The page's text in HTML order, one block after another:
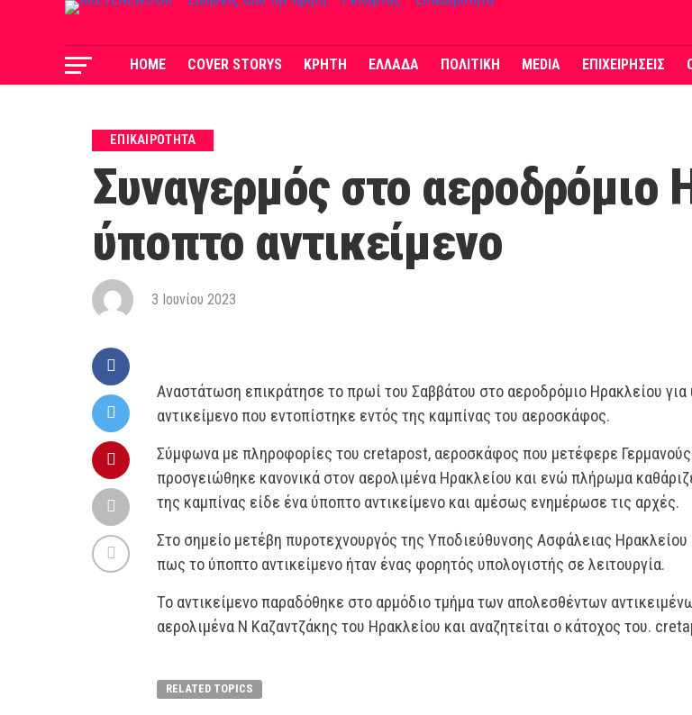
HOME COVER STORYS ΚΡΗΤΗ ΕΛΛΑΔΑ ΠΟΛΙΤΙΚΗ MEDIA ΕΠΙΧΕΙΡΗΣΕΙΣ
ΕΠΙΚΑΙΡΟΤΗΤΑ
Συναγερμός στο αεροδρόμιο
ύποπτο αντικείμενο
3 Ιουνίου 2023
Αναστάτωση επικράτησε το πρωί του Σαββάτου στο αεροδρόμιο Ηρακλείου
αντικείμενο που εντοπίστηκε εντός της καμπίνας του αεροσκάφος.
Σύμφωνα με πληροφορίες του cretapost, αεροσκάφος που μετέφερε Γερμανούς
προσγειώθηκε κανονικά στον αερολιμένα Ηρακλείου και ενώ πλήρωμα
της καμπίνας είδε ένα ύποπτο αντικείμενο και αμέσως ενημέρωσε τις αρχές.
Στο σημείο μετέβη πυροτεχνουργός της Υποδιεύθυνσης Ασφάλειας
πως το ύποπτο αντικείμενο ήταν ένας φορητός υπολογιστής σε λειτουργία.
Το αντικείμενο παραδόθηκε στο αρμόδιο τμήμα των απολεσθέντων
αερολιμένα Ν Καζαντζάκης του Ηρακλείου και αναζητείται ο κάτοχος του.
RELATED TOPICS